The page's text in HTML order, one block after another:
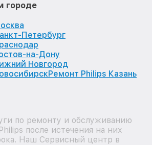
городе
Петербург
на-Дону
Новгород
Ремонт Philips Казань
по ремонту и обслуживанию
после истечения на них
Наш Сервисный центр в